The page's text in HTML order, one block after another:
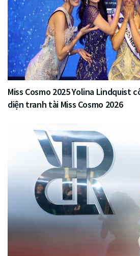
Miss Cosmo 2025 Yolina Lindquist
diện tranh tài Miss Cosmo 2026